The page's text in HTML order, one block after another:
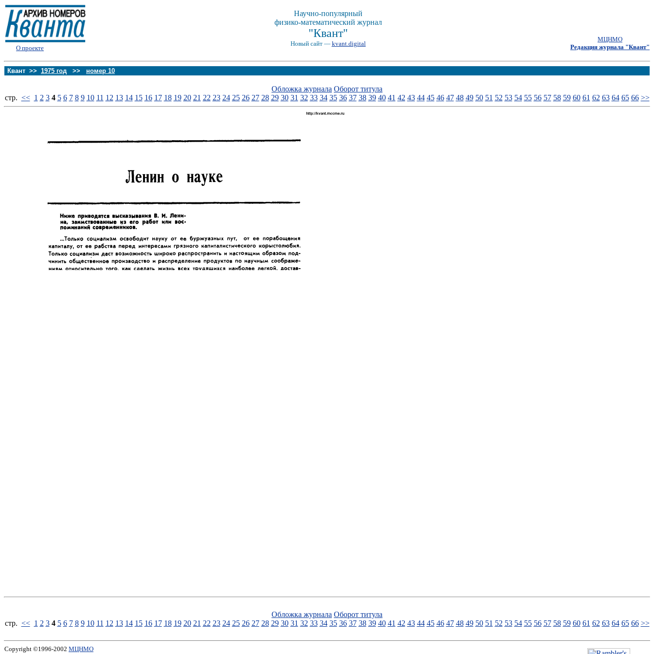
О проекте
Научно-популярный
физико-математический журнал
"Квант"
Новый сайт — kvant.digital
МЦНМО
Редакция журнала "Квант"
Квант >> 1975 год >> номер 10
Обложка журнала Оборот титула
стp. << 1 2 3 4 5 6 7 8 9 10 11 12 13 14 15 16 17 18 19 20 21 22 23 24 25 26 27 28 29 30 31 32 33 34 35 36 37 38 39 40 41 42 43 44 45 46 47 48 49 50 51 52 53 54 55 56 57 58 59 60 61 62 63 64 65 66 >>
Обложка журнала Оборот титула
стp. << 1 2 3 4 5 6 7 8 9 10 11 12 13 14 15 16 17 18 19 20 21 22 23 24 25 26 27 28 29 30 31 32 33 34 35 36 37 38 39 40 41 42 43 44 45 46 47 48 49 50 51 52 53 54 55 56 57 58 59 60 61 62 63 64 65 66 >>
Copyright ©1996-2002 МЦНМО